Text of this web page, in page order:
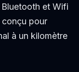
et Wifi
conçu pour
à un kilomètre